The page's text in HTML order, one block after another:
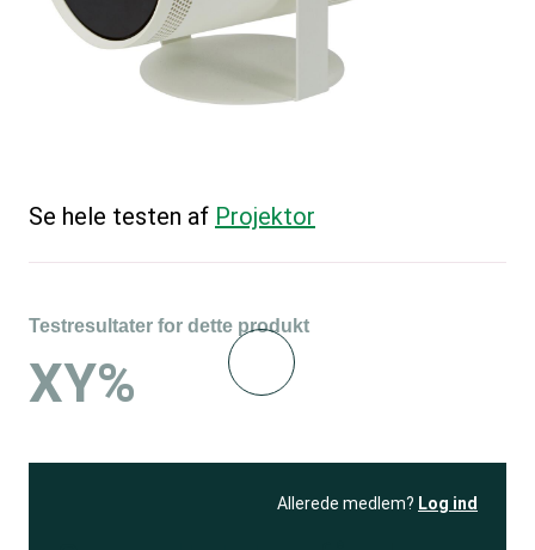
Se hele testen af Projektor
Testresultater for dette produkt
XY%
Allerede medlem? Log ind